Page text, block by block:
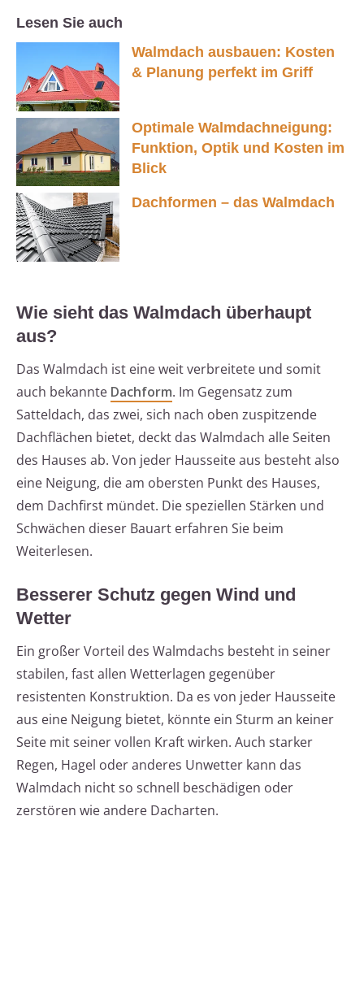
Lesen Sie auch
Walmdach ausbauen: Kosten
& Planung perfekt im Griff
Optimale Walmdachneigung:
Funktion, Optik und Kosten im
Blick
Dachformen – das Walmdach
Wie sieht das Walmdach überhaupt
aus?
Das Walmdach ist eine weit verbreitete und somit
auch bekannte Dachform. Im Gegensatz zum
Satteldach, das zwei, sich nach oben zuspitzende
Dachflächen bietet, deckt das Walmdach alle Seiten
des Hauses ab. Von jeder Hausseite aus besteht also
eine Neigung, die am obersten Punkt des Hauses,
dem Dachfirst mündet. Die speziellen Stärken und
Schwächen dieser Bauart erfahren Sie beim
Weiterlesen.
Besserer Schutz gegen Wind und
Wetter
Ein großer Vorteil des Walmdachs besteht in seiner
stabilen, fast allen Wetterlagen gegenüber
resistenten Konstruktion. Da es von jeder Hausseite
aus eine Neigung bietet, könnte ein Sturm an keiner
Seite mit seiner vollen Kraft wirken. Auch starker
Regen, Hagel oder anderes Unwetter kann das
Walmdach nicht so schnell beschädigen oder
zerstören wie andere Dacharten.